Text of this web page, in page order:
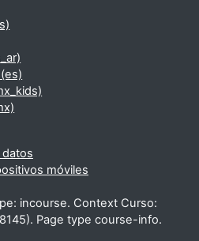
móviles
incourse. Context Curso:
Page type course-info.